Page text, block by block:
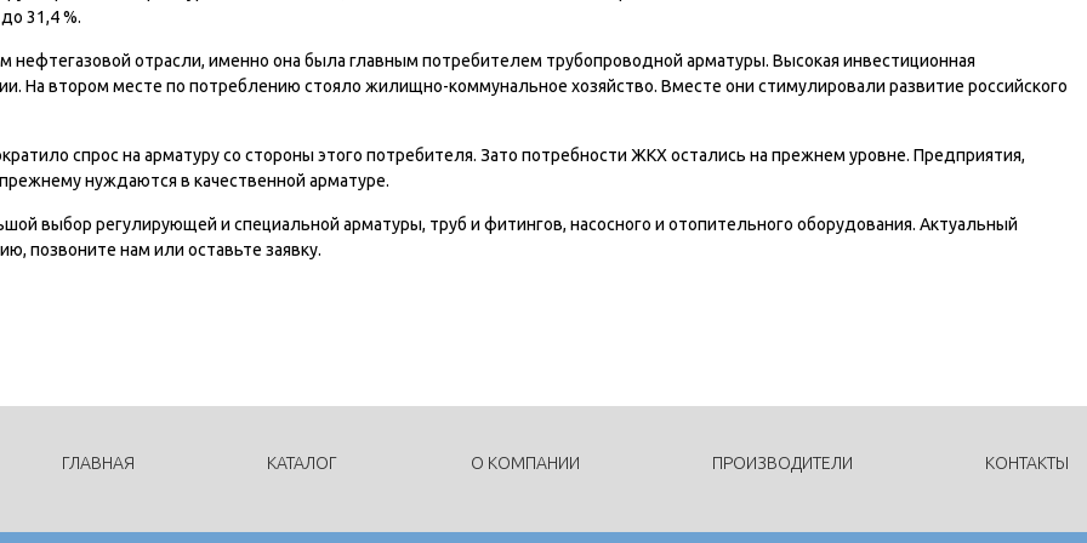
31,4 %.
отрасли, именно она была главным потребителем трубопроводной арматуры. Высокая инвестиционная
На втором месте по потреблению стояло жилищно-коммунальное хозяйство. Вместе они стимулировали развитие российского
спрос на арматуру со стороны этого потребителя. Зато потребности ЖКХ остались на прежнем уровне. Предприятия,
нуждаются в качественной арматуре.
выбор регулирующей и специальной арматуры, труб и фитингов, насосного и отопительного оборудования. Актуальный
позвоните нам или оставьте заявку.
ГЛАВНАЯ КАТАЛОГ О КОМПАНИИ ПРОИЗВОДИТЕЛИ КОНТАКТЫ